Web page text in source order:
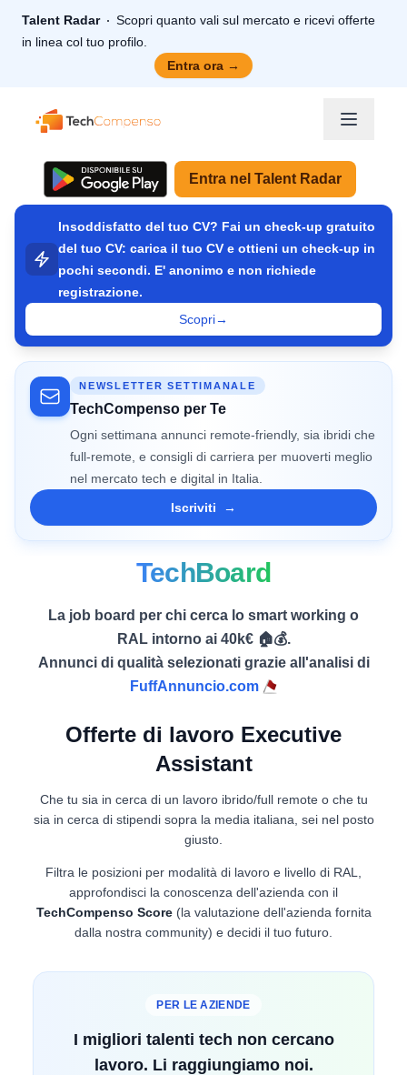
Talent Radar
Scopri quanto vali sul mercato e ricevi offerte
in linea col tuo profilo.
Entra ora →
TechCompenso
Entra nel Talent Radar
Insoddisfatto del tuo CV? Fai un check-up gratuito
del tuo CV: carica il tuo CV e ottieni un check-up in
pochi secondi. E' anonimo e non richiede
registrazione.
Scopri→
NEWSLETTER SETTIMANALE
TechCompenso per Te
Ogni settimana annunci remote-friendly, sia ibridi che
full-remote, e consigli di carriera per muoverti meglio
nel mercato tech e digital in Italia.
Iscriviti
→
TechBoard
La job board per chi cerca lo smart working o
RAL intorno ai 40k€ 🏠💰.
Annunci di qualità selezionati grazie all'analisi di
FuffAnnuncio.com
Offerte di lavoro Executive
Assistant
Che tu sia in cerca di un lavoro ibrido/full remote o che tu
sia in cerca di stipendi sopra la media italiana, sei nel posto
giusto.
Filtra le posizioni per modalità di lavoro e livello di RAL,
approfondisci la conoscenza dell'azienda con il
TechCompenso Score(la valutazione dell'azienda fornita
dalla nostra community) e decidi il tuo futuro.
PER LE AZIENDE
I migliori talenti tech non cercano
lavoro. Li raggiungiamo noi.